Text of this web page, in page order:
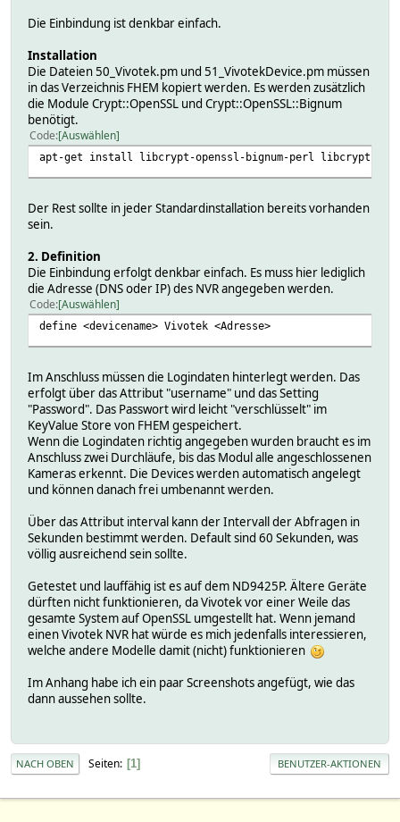
Die Einbindung ist denkbar einfach.
Installation
Die Dateien 50_Vivotek.pm und 51_VivotekDevice.pm müssen
in das Verzeichnis FHEM kopiert werden. Es werden zusätzlich
die Module Crypt::OpenSSL und Crypt::OpenSSL::Bignum
benötigt.
Code Auswählen
apt-get install libcrypt-openssl-bignum-perl libcrypt-
Der Rest sollte in jeder Standardinstallation bereits vorhanden
sein.
2. Definition
Die Einbindung erfolgt denkbar einfach. Es muss hier lediglich
die Adresse (DNS oder IP) des NVR angegeben werden.
Code Auswählen
define <devicename> Vivotek <Adresse>
Im Anschluss müssen die Logindaten hinterlegt werden. Das
erfolgt über das Attribut "username" und das Setting
"Password". Das Passwort wird leicht "verschlüsselt" im
KeyValue Store von FHEM gespeichert.
Wenn die Logindaten richtig angegeben wurden braucht es im
Anschluss zwei Durchläufe, bis das Modul alle angeschlossenen
Kameras erkennt. Die Devices werden automatisch angelegt
und können danach frei umbenannt werden.
Über das Attribut interval kann der Intervall der Abfragen in
Sekunden bestimmt werden. Default sind 60 Sekunden, was
völlig ausreichend sein sollte.
Getestet und lauffähig ist es auf dem ND9425P. Ältere Geräte
dürften nicht funktionieren, da Vivotek vor einer Weile das
gesamte System auf OpenSSL umgestellt hat. Wenn jemand
einen Vivotek NVR hat würde es mich jedenfalls interessieren,
welche andere Modelle damit (nicht) funktionieren
Im Anhang habe ich ein paar Screenshots angefügt, wie das
dann aussehen sollte.
NACH OBEN Seiten 1 BENUTZER-AKTIONEN